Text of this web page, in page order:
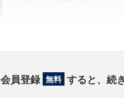
会員登録 無料 すると、続